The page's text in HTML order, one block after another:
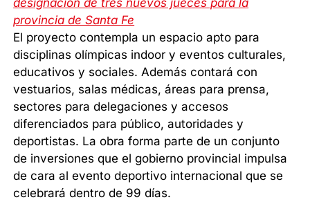
designación de tres nuevos jueces para la
provincia de Santa Fe
El proyecto contempla un espacio apto para
disciplinas olímpicas indoor y eventos culturales,
educativos y sociales. Además contará con
vestuarios, salas médicas, áreas para prensa,
sectores para delegaciones y accesos
diferenciados para público, autoridades y
deportistas. La obra forma parte de un conjunto
de inversiones que el gobierno provincial impulsa
de cara al evento deportivo internacional que se
celebrará dentro de 99 días.